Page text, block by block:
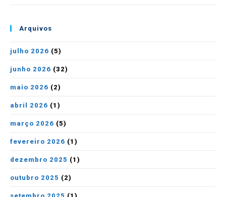
Arquivos
julho 2026 (5)
junho 2026 (32)
maio 2026 (2)
abril 2026 (1)
março 2026 (5)
fevereiro 2026 (1)
dezembro 2025 (1)
outubro 2025 (2)